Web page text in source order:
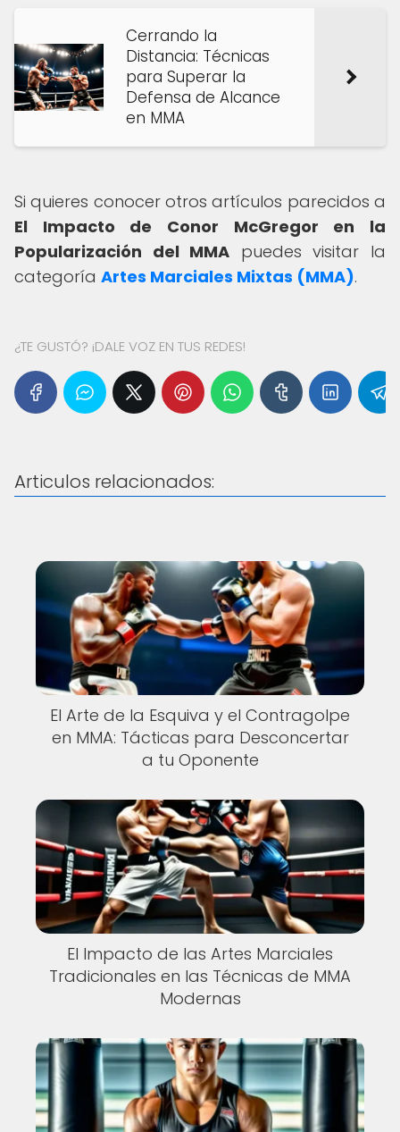
Cerrando la
Distancia: Técnicas
para Superar la
Defensa de Alcance
en MMA
Si quieres conocer otros artículos parecidos a
El Impacto de Conor McGregor en la
Popularización del MMA puedes visitar la
categoría Artes Marciales Mixtas (MMA).
¿TE GUSTÓ? ¡DALE VOZ EN TUS REDES!
Articulos relacionados:
El Arte de la Esquiva y el Contragolpe
en MMA: Tácticas para Desconcertar
a tu Oponente
El Impacto de las Artes Marciales
Tradicionales en las Técnicas de MMA
Modernas